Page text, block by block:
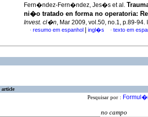
Fern�ndez-Fern�ndez, Jes�s et al.
ni�o tratado en forma no operatoria:
Invest. cl�n, Mar 2009, vol.50, no.1, p.89-94.
· resumo em espanhol ingl�s · texto em
article
Pesquisar por :
no campo